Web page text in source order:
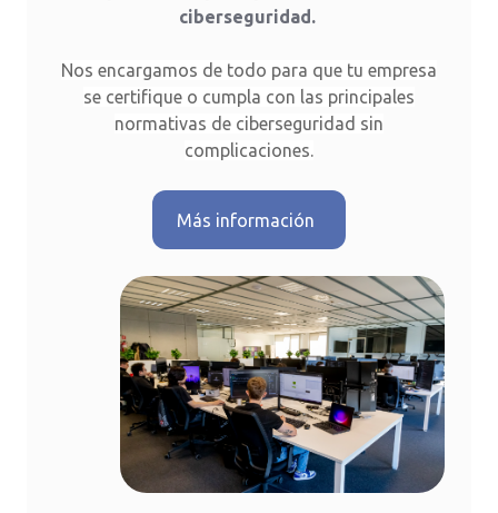
ciberseguridad.
Nos encargamos de todo para que tu empresa
se certifique o cumpla con las principales
normativas de ciberseguridad sin
complicaciones.
Más información